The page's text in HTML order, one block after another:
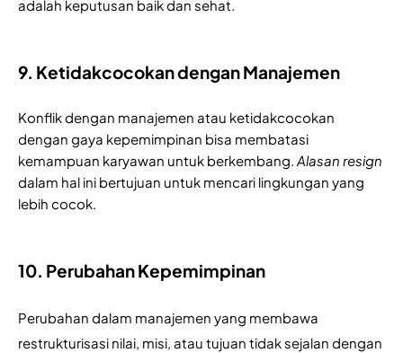
adalah keputusan baik dan sehat.
9. Ketidakcocokan dengan Manajemen
Konflik dengan manajemen atau ketidakcocokan
dengan gaya kepemimpinan bisa membatasi
kemampuan karyawan untuk berkembang. Alasan resign
dalam hal ini bertujuan untuk mencari lingkungan yang
lebih cocok.
10. Perubahan Kepemimpinan
Perubahan dalam manajemen yang membawa
restrukturisasi nilai, misi, atau tujuan tidak sejalan dengan